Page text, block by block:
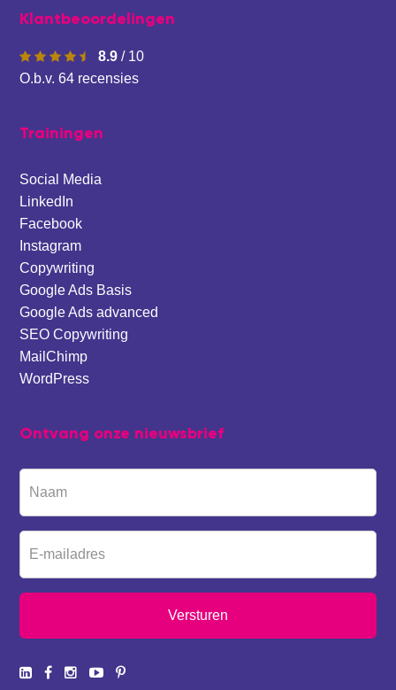
Klantbeoordelingen
8.9 / 10
O.b.v.64 recensies
Trainingen
Social Media
LinkedIn
Facebook
Instagram
Copywriting
Google Ads Basis
Google Ads advanced
SEO Copywriting
MailChimp
WordPress
Ontvang onze nieuwsbrief